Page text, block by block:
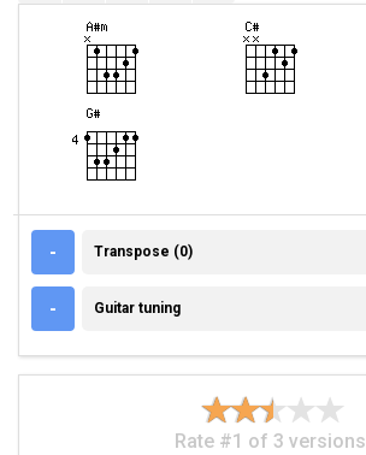
- TRANSPOSE (0)
Transpose (0)
- GUITAR TUNING
Guitar tuning
Rate #1 of 3 versions